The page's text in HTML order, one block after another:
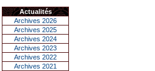
Actualités
Archives 2026
Archives 2025
Archives 2024
Archives 2023
Archives 2022
Archives 2021